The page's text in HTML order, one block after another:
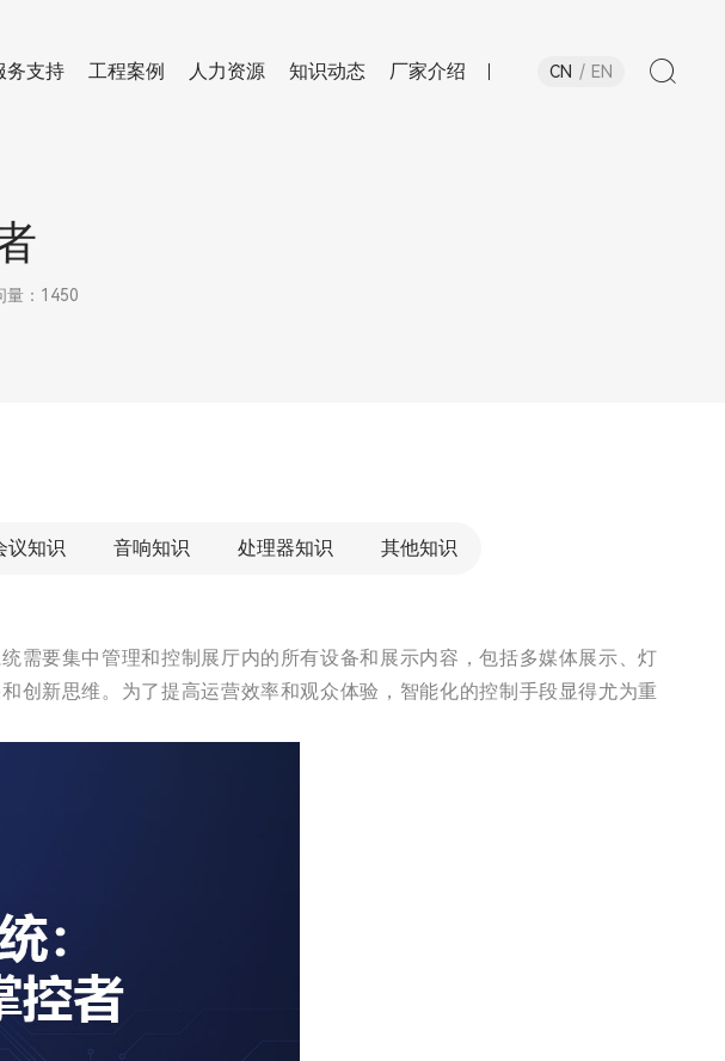
务支持 工程案例 人力资源 知识动态 厂家介绍 CN EN
量：1450
议知识 音响知识 处理器知识 其他知识
需要集中管理和控制展厅内的所有设备和展示内容，包括多媒体展示、灯
创新思维。为了提高运营效率和观众体验，智能化的控制手段显得尤为重